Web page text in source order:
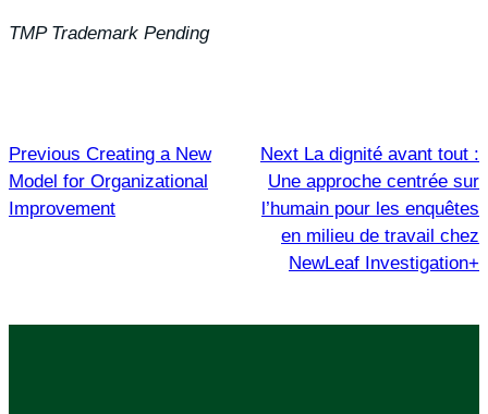
TMP Trademark Pending
Previous Creating a New
Model for Organizational
Improvement
Next La dignité avant tout :
Une approche centrée sur
l’humain pour les enquêtes
en milieu de travail chez
NewLeaf Investigation+